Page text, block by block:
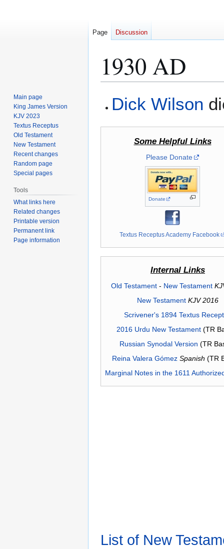
1930 AD
toto
Dick Wilson
Some Helpful Links
Please Donate
Donate
Textus Receptus Academy Facebook
Internal Links
Old Testament- New Testament
New Testament KJV 2016
Scrivener's 1894 Textus
2016 Urdu New Testament(TR
Russian Synodal Version (TR
Reina Valera Gómez Spanish (TR
Marginal Notes in the 1611
List of New
Page Discussion
Main page
King James Version
KJV 2023
Textus Receptus
Old Testament
New Testament
Recent changes
Random page
Special pages
Tools
What links here
Related changes
Printable version
Permanent link
Page information